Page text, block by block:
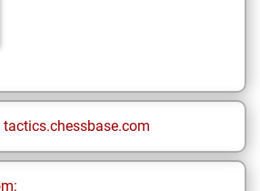
tactics.chessbase.com